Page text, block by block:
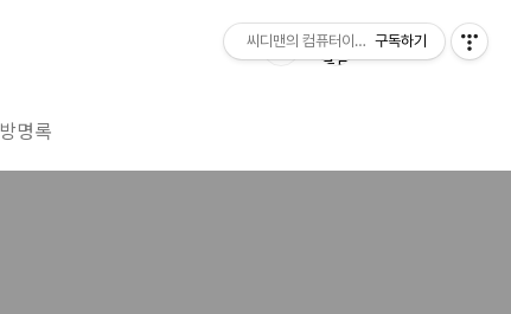
방명록
씨디맨의 컴퓨터이야기구독하기